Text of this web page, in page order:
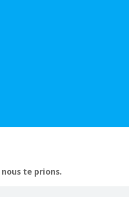
te prions.